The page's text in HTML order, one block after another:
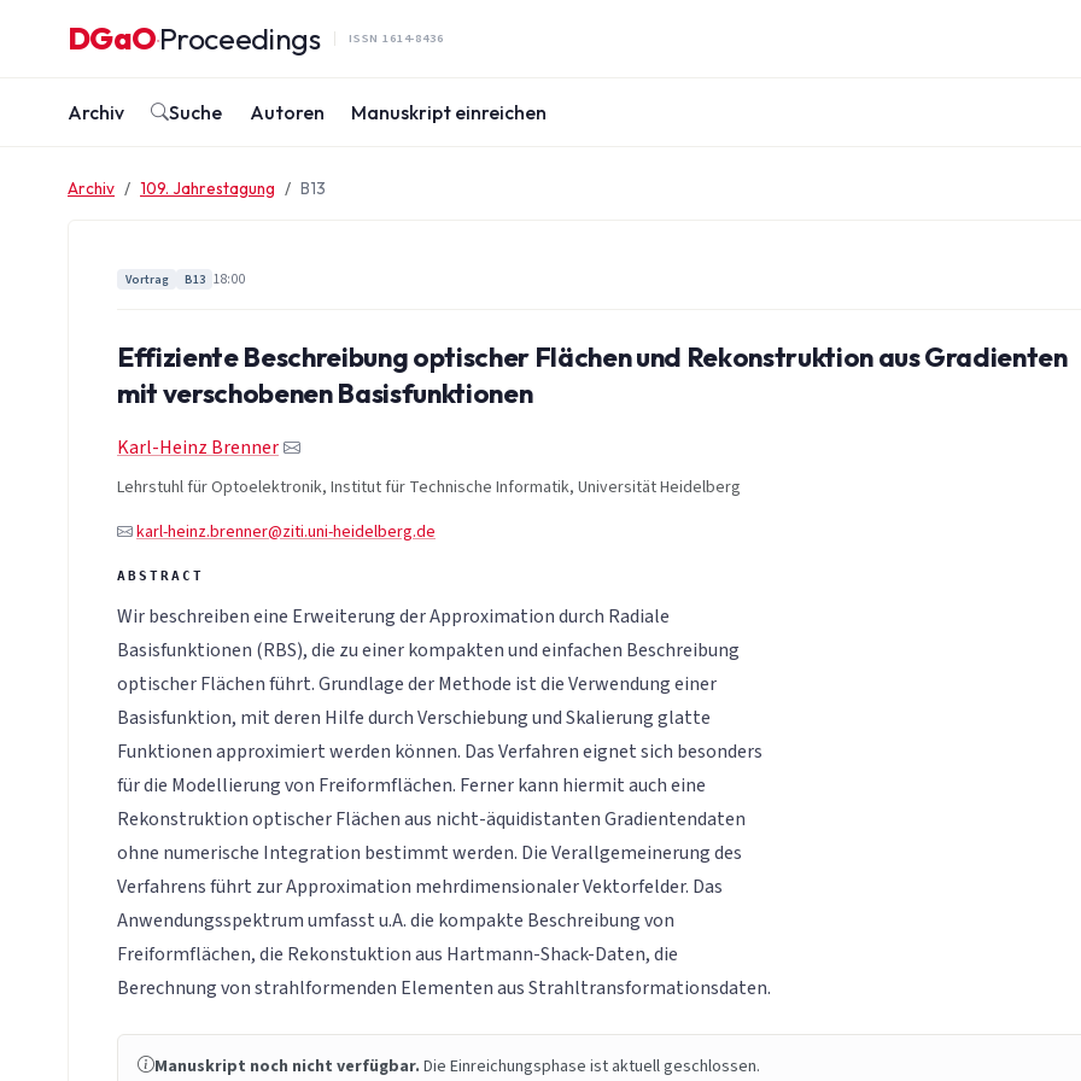
DGaO·Proceedings ISSN 1614-8436
Archiv Suche Autoren Manuskript einreichen
Archiv 109. Jahrestagung B13
Vortrag B13 18:00
Effiziente Beschreibung optischer Flächen und Rekonstruktion aus Gradienten
mit verschobenen Basisfunktionen
Karl-Heinz Brenner
Lehrstuhl für Optoelektronik, Institut für Technische Informatik, Universität Heidelberg
karl-heinz.brenner@ziti.uni-heidelberg.de
Wir beschreiben eine Erweiterung der Approximation durch Radiale
Basisfunktionen (RBS), die zu einer kompakten und einfachen Beschreibung
optischer Flächen führt. Grundlage der Methode ist die Verwendung einer
Basisfunktion, mit deren Hilfe durch Verschiebung und Skalierung glatte
Funktionen approximiert werden können. Das Verfahren eignet sich besonders
für die Modellierung von Freiformflächen. Ferner kann hiermit auch eine
Rekonstruktion optischer Flächen aus nicht-äquidistanten Gradientendaten
ohne numerische Integration bestimmt werden. Die Verallgemeinerung des
Verfahrens führt zur Approximation mehrdimensionaler Vektorfelder. Das
Anwendungsspektrum umfasst u.A. die kompakte Beschreibung von
Freiformflächen, die Rekonstuktion aus Hartmann-Shack-Daten, die
Berechnung von strahlformenden Elementen aus Strahltransformationsdaten.
Manuskript noch nicht verfügbar. Die Einreichungsphase ist aktuell geschlossen.